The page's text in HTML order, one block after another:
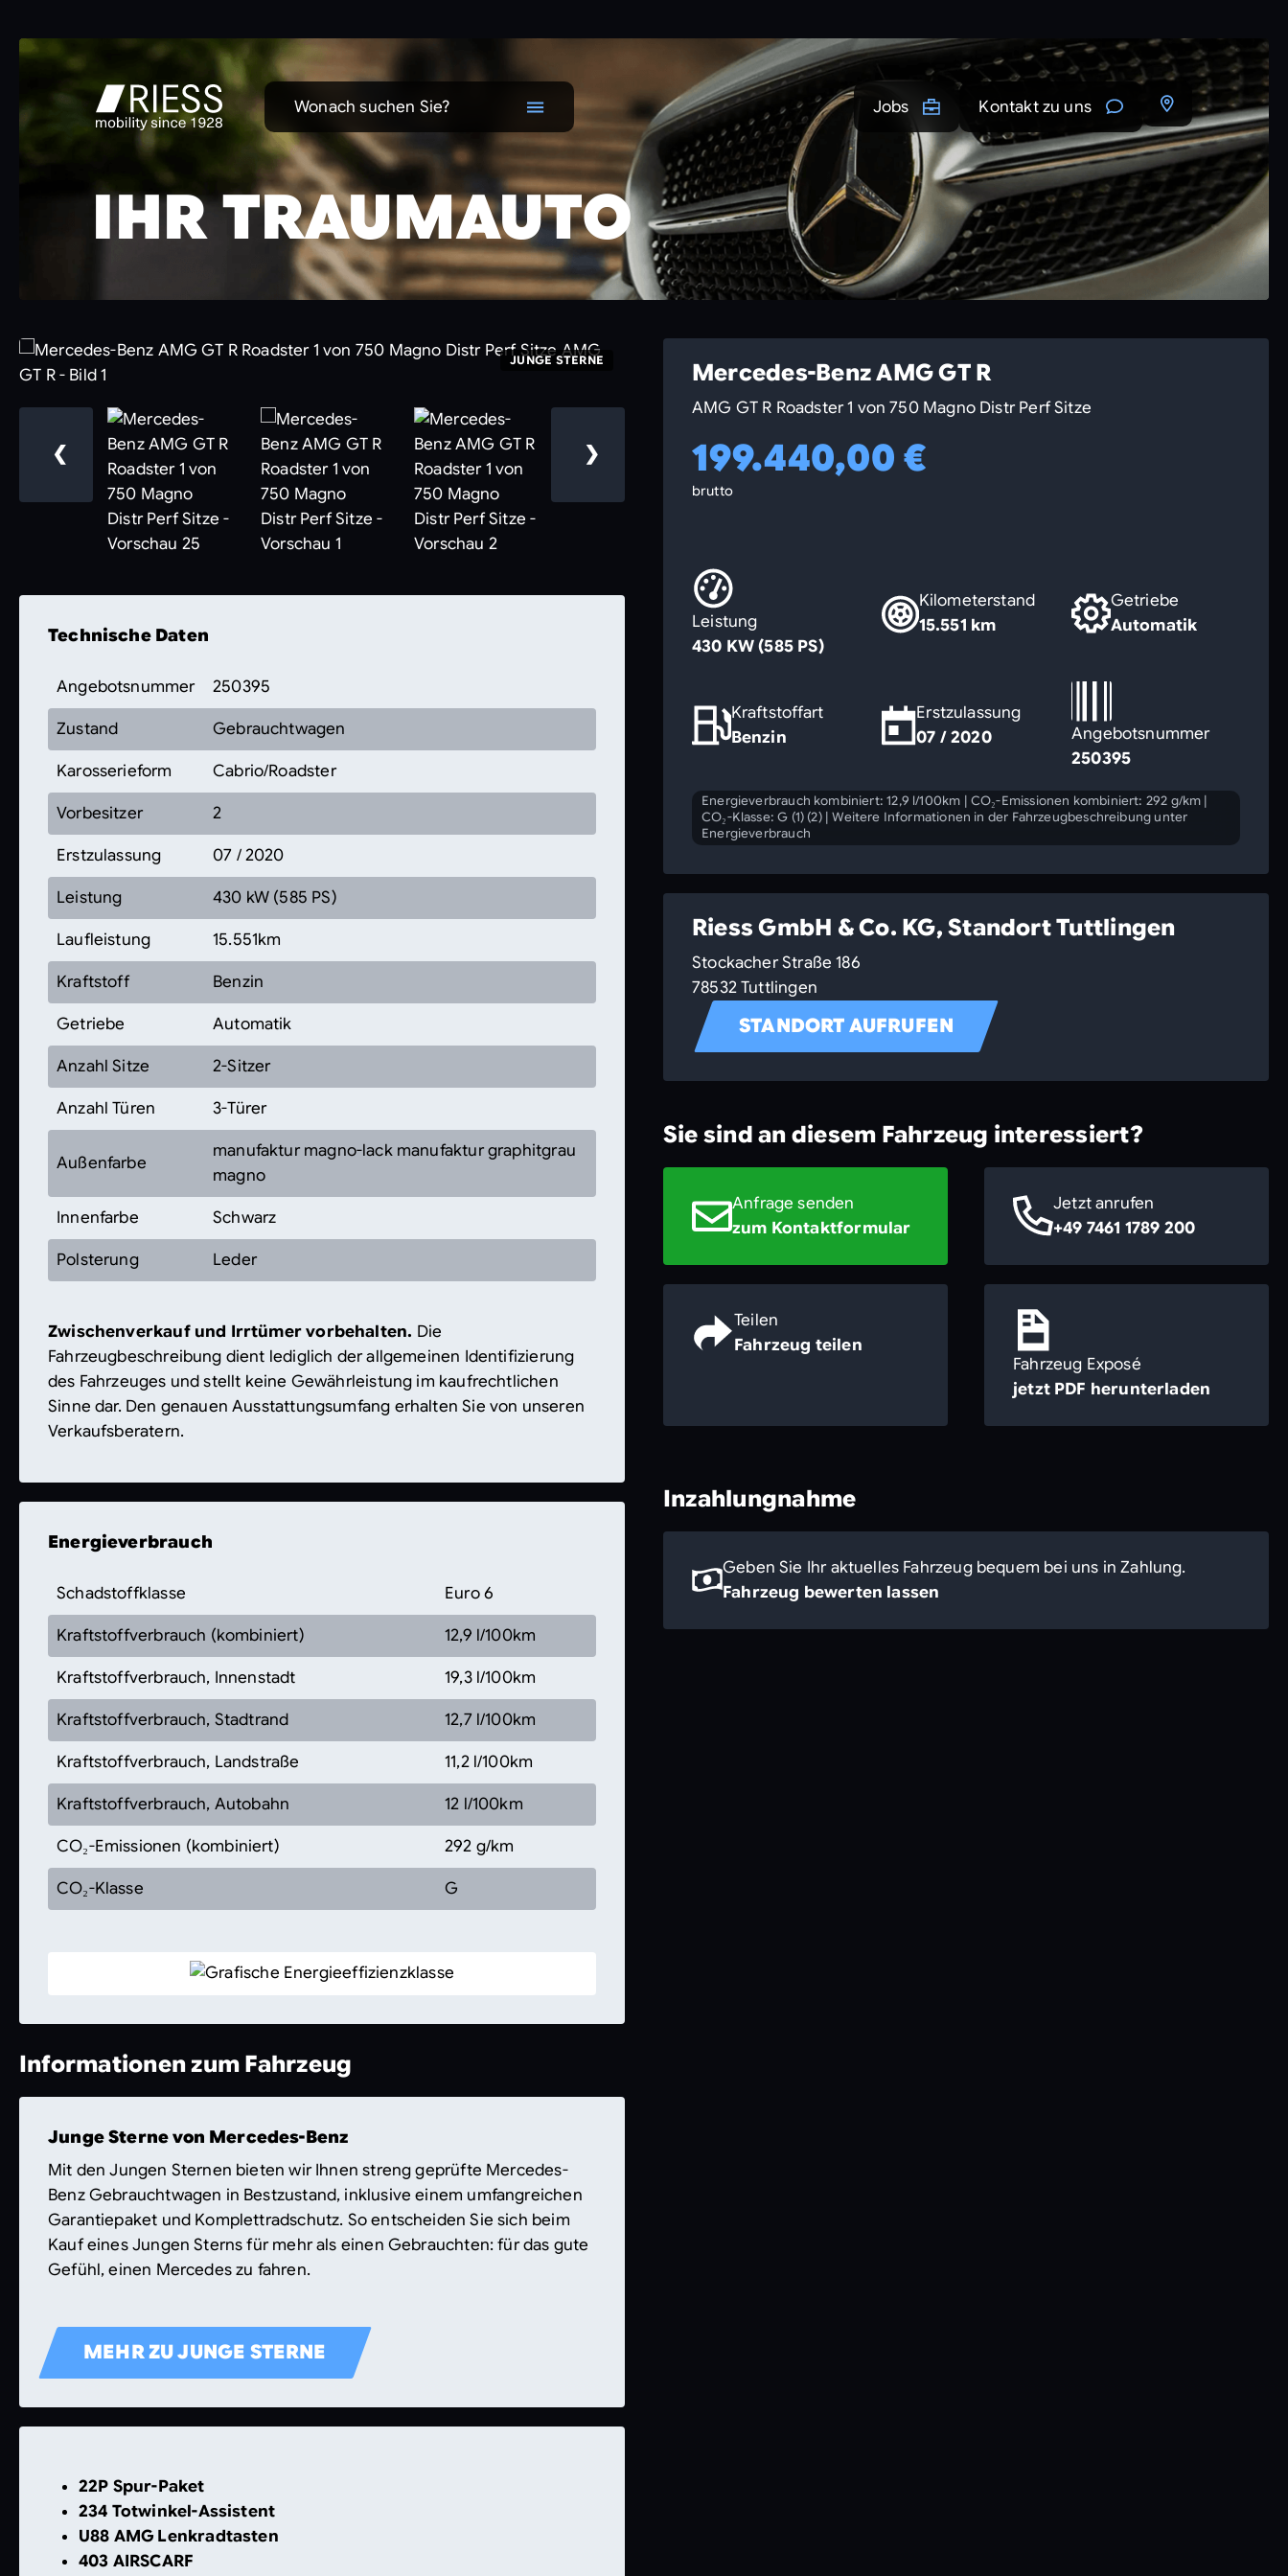
Wonach suchen Sie? Jobs Kontakt zu uns
IHR TRAUMAUTO
JUNGE STERNE
❮ ❯
Technische Daten
Angebotsnummer 250395
Zustand Gebrauchtwagen
Karosserieform Cabrio/Roadster
Vorbesitzer 2
Erstzulassung 07 / 2020
Leistung 430 kW (585 PS)
Laufleistung 15.551km
Kraftstoff Benzin
Getriebe Automatik
Anzahl Sitze 2-Sitzer
Anzahl Türen 3-Türer
Außenfarbe
manufaktur magno-lack manufaktur graphitgrau
magno
Innenfarbe Schwarz
Polsterung Leder
Zwischenverkauf und Irrtümer vorbehalten. Die
Fahrzeugbeschreibung dient lediglich der allgemeinen Identifizierung
des Fahrzeuges und stellt keine Gewährleistung im kaufrechtlichen
Sinne dar. Den genauen Ausstattungsumfang erhalten Sie von unseren
Verkaufsberatern.
Energieverbrauch
Schadstoffklasse Euro 6
Kraftstoffverbrauch (kombiniert) 12,9 l/100km
Kraftstoffverbrauch, Innenstadt 19,3 l/100km
Kraftstoffverbrauch, Stadtrand 12,7 l/100km
Kraftstoffverbrauch, Landstraße 11,2 l/100km
Kraftstoffverbrauch, Autobahn 12 l/100km
CO₂-Emissionen (kombiniert) 292 g/km
CO₂-Klasse G
Informationen zum Fahrzeug
Junge Sterne von Mercedes-Benz
Mit den Jungen Sternen bieten wir Ihnen streng geprüfte Mercedes-
Benz Gebrauchtwagen in Bestzustand, inklusive einem umfangreichen
Garantiepaket und Komplettradschutz. So entscheiden Sie sich beim
Kauf eines Jungen Sterns für mehr als einen Gebrauchten: für das gute
Gefühl, einen Mercedes zu fahren.
MEHR ZU JUNGE STERNE
22P Spur-Paket
234 Totwinkel-Assistent
U88 AMG Lenkradtasten
403 AIRSCARF
Mercedes-Benz AMG GT R
AMG GT R Roadster 1 von 750 Magno Distr Perf Sitze
199.440,00 €
brutto
Leistung
430 KW (585 PS)
Kilometerstand
15.551 km
Getriebe
Automatik
Kraftstoffart
Benzin
Erstzulassung
07 / 2020
Angebotsnummer
250395
Energieverbrauch kombiniert: 12,9 l/100km | CO₂-Emissionen kombiniert: 292 g/km |
CO₂-Klasse: G (1) (2)|Weitere Informationen in der Fahrzeugbeschreibung unter
Energieverbrauch
Riess GmbH & Co. KG, Standort Tuttlingen
Stockacher Straße 186
78532 Tuttlingen
STANDORT AUFRUFEN
Sie sind an diesem Fahrzeug interessiert?
Anfrage senden
zum Kontaktformular
Jetzt anrufen
+49 7461 1789 200
Teilen
Fahrzeug teilen
Fahrzeug Exposé
jetzt PDF herunterladen
Inzahlungnahme
Geben Sie Ihr aktuelles Fahrzeug bequem bei uns in Zahlung.
Fahrzeug bewerten lassen